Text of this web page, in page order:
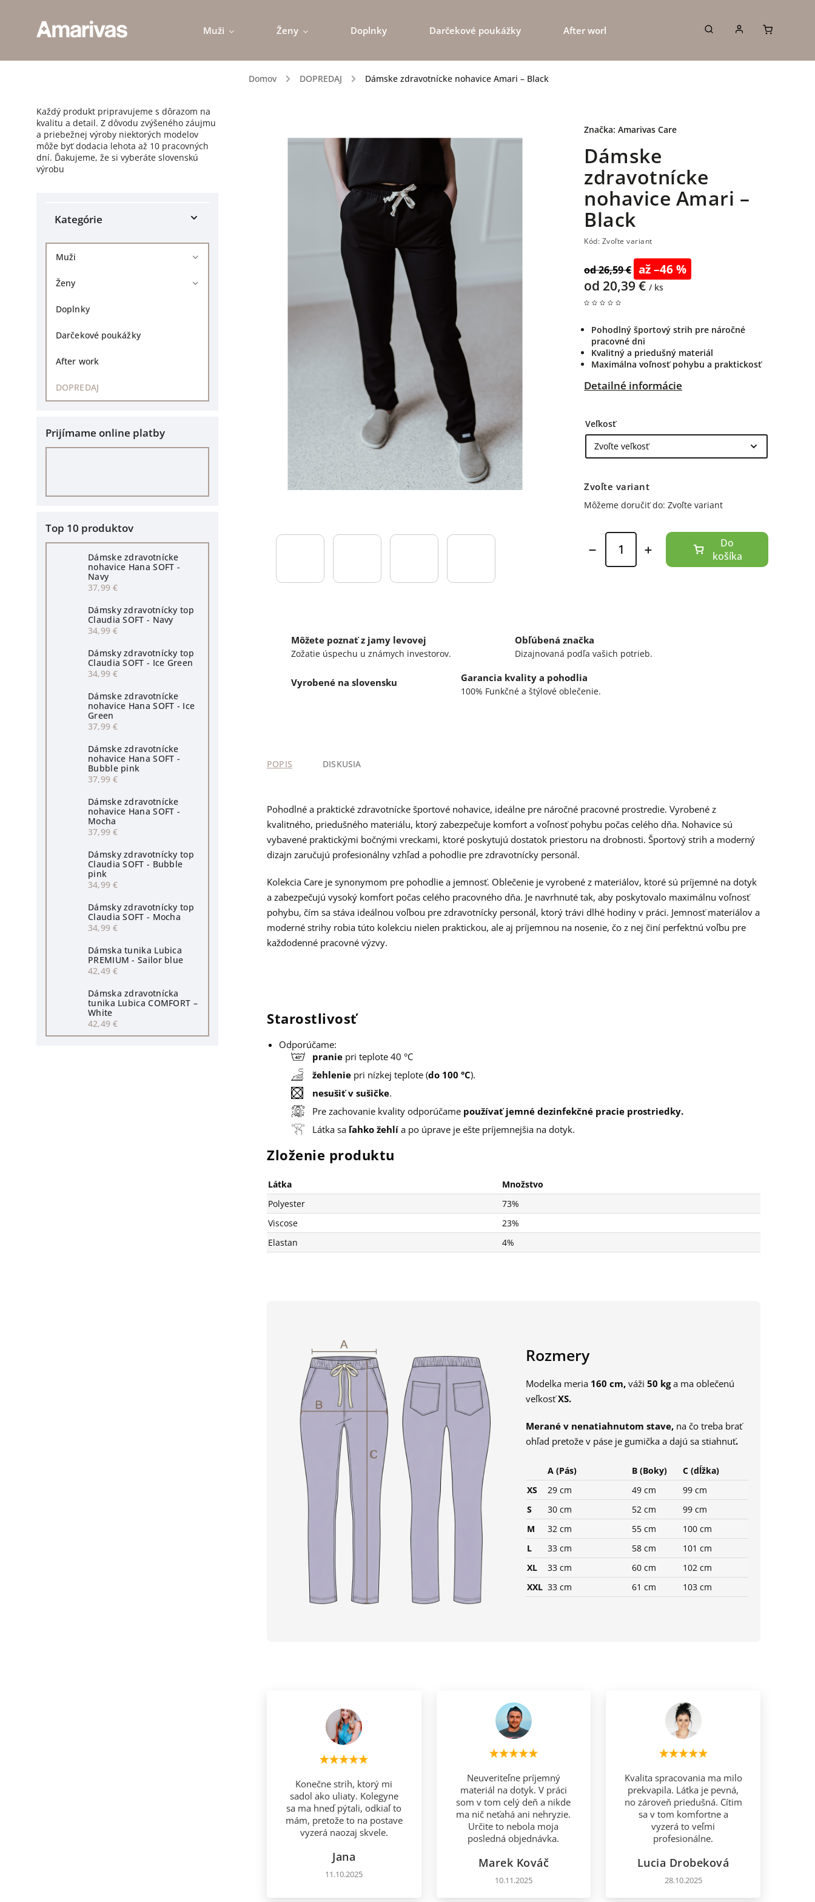
Muži Ženy Doplnky Darčekové poukážky After work O nás
Domov / DOPREDAJ / Dámske zdravotnícke nohavice Amari – Black
Každý produkt pripravujeme s dôrazom na
kvalitu a detail. Z dôvodu zvýšeného záujmu
a priebežnej výroby niektorých modelov
môže byť dodacia lehota až 10 pracovných
dní. Ďakujeme, že si vyberáte slovenskú
výrobu
Kategórie
Muži
Ženy
Doplnky
Darčekové poukážky
After work
DOPREDAJ
Prijímame online platby
Top 10 produktov
Dámske zdravotnícke
nohavice Hana SOFT -
Navy
37,99 €
Dámsky zdravotnícky top
Claudia SOFT - Navy
34,99 €
Dámsky zdravotnícky top
Claudia SOFT - Ice Green
34,99 €
Dámske zdravotnícke
nohavice Hana SOFT - Ice
Green
37,99 €
Dámske zdravotnícke
nohavice Hana SOFT -
Bubble pink
37,99 €
Dámske zdravotnícke
nohavice Hana SOFT -
Mocha
37,99 €
Dámsky zdravotnícky top
Claudia SOFT - Bubble
pink
34,99 €
Dámsky zdravotnícky top
Claudia SOFT - Mocha
34,99 €
Dámska tunika Lubica
PREMIUM - Sailor blue
42,49 €
Dámska zdravotnícka
tunika Lubica COMFORT –
White
42,49 €
Dámske
zdravotnícke
nohavice Amari –
Black
Kód: Zvoľte variant
od 26,59 € až –46 %
od 20,39 € / ks
Pohodlný športový strih pre náročné
pracovné dni
Kvalitný a priedušný materiál
Maximálna voľnosť pohybu a praktickosť
Detailné informácie
Značka:Amarivas Care
Veľkosť
Zvoľte variant
Môžeme doručiť do: Zvoľte variant
Môžete poznať z jamy levovej
Zožatie úspechu u známych investorov.
Obľúbená značka
Dizajnovaná podľa vašich potrieb.
Vyrobené na slovensku Garancia kvality a pohodlia
100% Funkčné a štýlové oblečenie.
POPIS DISKUSIA
Pohodlné a praktické zdravotnícke športové nohavice, ideálne pre náročné pracovné prostredie. Vyrobené z
kvalitného, priedušného materiálu, ktorý zabezpečuje komfort a voľnosť pohybu počas celého dňa. Nohavice sú
vybavené praktickými bočnými vreckami, ktoré poskytujú dostatok priestoru na drobnosti. Športový strih a moderný
dizajn zaručujú profesionálny vzhľad a pohodlie pre zdravotnícky personál.
Kolekcia Care je synonymom pre pohodlie a jemnosť. Oblečenie je vyrobené z materiálov, ktoré sú príjemné na dotyk
a zabezpečujú vysoký komfort počas celého pracovného dňa. Je navrhnuté tak, aby poskytovalo maximálnu voľnosť
pohybu, čím sa stáva ideálnou voľbou pre zdravotnícky personál, ktorý trávi dlhé hodiny v práci. Jemnosť materiálov a
moderné strihy robia túto kolekciu nielen praktickou, ale aj príjemnou na nosenie, čo z nej činí perfektnú voľbu pre
každodenné pracovné výzvy.
Starostlivosť
Odporúčame:
pranie pri teplote 40 °C
žehlenie pri nízkej teplote (do 100 °C).
nesušiť v sušičke.
Pre zachovanie kvality odporúčame používať jemné dezinfekčné pracie prostriedky.
Látka sa ľahko žehlí a po úprave je ešte príjemnejšia na dotyk.
Zloženie produktu
Látka
Množstvo
Polyester
73%
Viscose
23%
Elastan
4%
Rozmery
Modelka meria 160 cm, váži 50 kga ma oblečenú
veľkosťXS.
Merané v nenatiahnutom stave, na čo treba brať
ohľad pretože v páse je gumička a dajú sa stiahnuť.
A (Pás) B (Boky)
C (dĺžka)
XS
29 cm 49 cm
99 cm
S
30 cm 52 cm
99 cm
M
32 cm 55 cm
100 cm
L
33 cm 58 cm
101 cm
XL
33 cm 60 cm
102 cm
XXL 33 cm 61 cm 103 cm
Konečne strih, ktorý mi
sadol ako uliaty. Kolegyne
sa ma hneď pýtali, odkiaľ to
mám, pretože to na postave
vyzerá naozaj skvele.
Jana
11.10.2025
Neuveriteľne príjemný
materiál na dotyk. V práci
som v tom celý deň a nikde
ma nič neťahá ani nehryzie.
Určite to nebola moja
posledná objednávka.
Marek Kováč
10.11.2025
Kvalita spracovania ma milo
prekvapila. Látka je pevná,
no zároveň priedušná. Cítim
sa v tom komfortne a
vyzerá to veľmi
profesionálne.
Lucia Drobeková
28.10.2025